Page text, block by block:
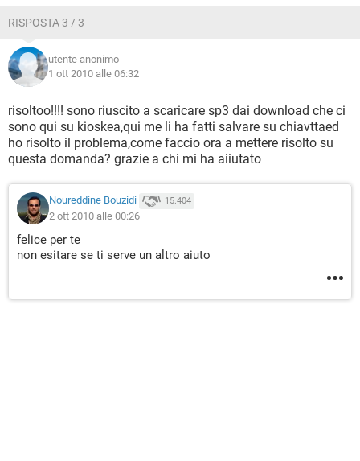
RISPOSTA 3 / 3
utente anonimo
1 ott 2010 alle 06:32
risoltoo!!!! sono riuscito a scaricare sp3 dai download che ci
sono qui su kioskea,qui me li ha fatti salvare su chiavttaed
ho risolto il problema,come faccio ora a mettere risolto su
questa domanda? grazie a chi mi ha aiiutato
Noureddine Bouzidi 15.404
2 ott 2010 alle 00:26
felice per te
non esitare se ti serve un altro aiuto